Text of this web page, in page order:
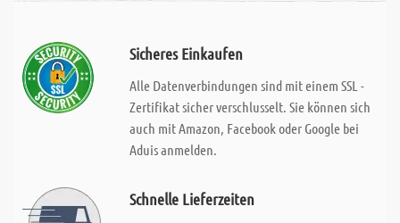
Sicheres Einkaufen
Alle Datenverbindungen sind mit einem SSL -
Zertifikat sicher verschlusselt. Sie können sich
auch mit Amazon, Facebook oder Google bei
Aduis anmelden.
Schnelle Lieferzeiten